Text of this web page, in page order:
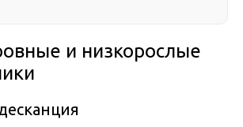
и низкорослые